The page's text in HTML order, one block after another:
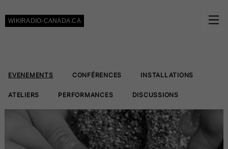
WIKIRADIO-CANADA.CA
EVENEMENTS CONFÉRENCES INSTALLATIONS
ATELIERS PERFORMANCES DISCUSSIONS